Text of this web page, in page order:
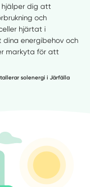
hjälper dig att
och
hjärtat i
energibehov och
markyta för att
solenergi i Järfälla